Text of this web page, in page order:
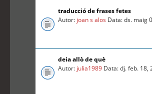
traducció de frases fetes
Autor: joan s alos Data: ds. maig
deia allò de què
Autor: julia1989 Data: dj. feb. 18,